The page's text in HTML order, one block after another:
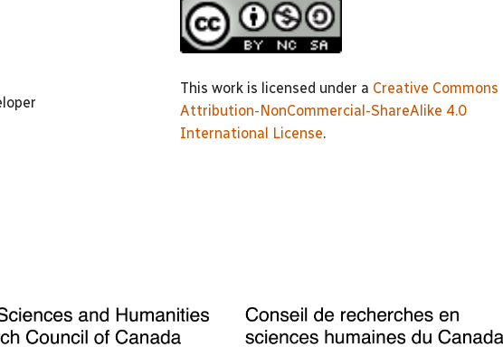
This work is licensed under a Creative Commons
Attribution-NonCommercial-ShareAlike 4.0
International License.